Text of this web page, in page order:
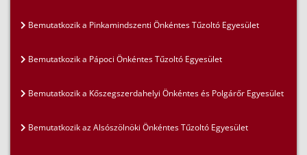
Bemutatkozik a Pinkamindszenti Önkéntes Tűzoltó Egyesület
Bemutatkozik a Pápoci Önkéntes Tűzoltó Egyesület
Bemutatkozik a Kőszegszerdahelyi Önkéntes és Polgárőr Egyesület
Bemutatkozik az Alsószölnöki Önkéntes Tűzoltó Egyesület